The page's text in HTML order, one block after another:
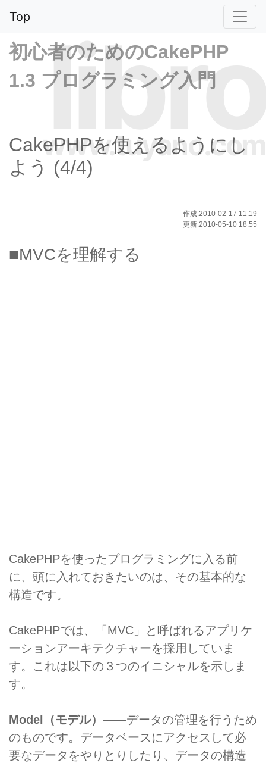
Top
libro
www.tuyano.com
初心者のためのCakePHP
1.3 プログラミング入門
CakePHPを使えるようにし
よう (4/4)
作成:2010-02-17 11:19
更新:2010-05-10 18:55
■MVCを理解する
CakePHPを使ったプログラミングに入る前
に、頭に入れておきたいのは、その基本的な
構造です。
CakePHPでは、「MVC」と呼ばれるアプリケ
ーションアーキテクチャーを採用していま
す。これは以下の３つのイニシャルを示しま
す。
Model（モデル） ――データの管理を行うため
のものです。データベースにアクセスして必
要なデータをやりとりしたり、データの構造